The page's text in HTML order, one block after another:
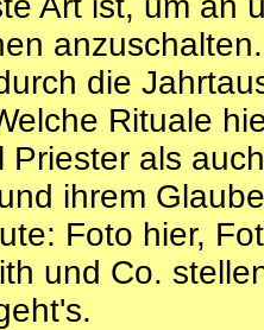
die
Rituale
Priester als
ihrem
Foto hier,
und Co.